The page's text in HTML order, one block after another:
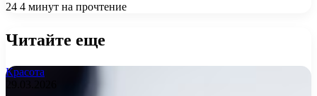
24 4 минут на прочтение
Читайте еще
Красота